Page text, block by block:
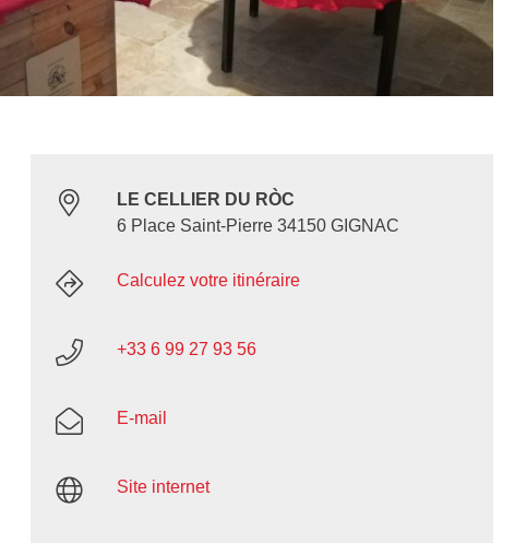
LE CELLIER DU RÒC
6 Place Saint-Pierre 34150 GIGNAC
Calculez votre itinéraire
+33 6 99 27 93 56
E-mail
Site internet